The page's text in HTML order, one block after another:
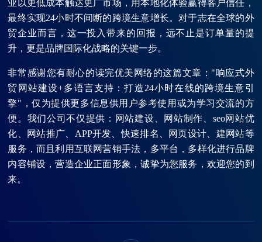
业以更低成本触达更广市场，用本地化体验赢得客户信任，
最终实现24小时不间断的跨境生意增长。对于志在全球的外
贸企业而言，这一投入带来的回报，远不止是订单量的提
升，更是品牌国际化战略的关键一步。
非常感谢您有耐心的读完优美网络的这篇文章："响应式外
贸网站建设+多语言支持：打造24小时在线的跨境生意引
擎"，仅为提供更多信息供用户参考使用或为学习交流的方
便。我们公司不仅提供：网站建设、网站制作、seo网站优
化、网站推广、APP开发、快速排名、网页设计、建网站等
服务，而且利用互联网营销手法，多平台，多样化进行品牌
内容铺设，营造企业正面形象，诚挚为您服务，欢迎您的到
来。